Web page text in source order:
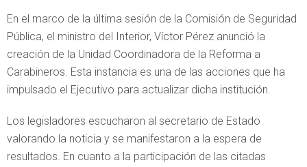
En el marco de la última sesión de la Comisión de Seguridad
Pública, el ministro del Interior, Víctor Pérez anunció la
creación de la Unidad Coordinadora de la Reforma a
Carabineros. Esta instancia es una de las acciones que ha
impulsado el Ejecutivo para actualizar dicha institución.
Los legisladores escucharon al secretario de Estado
valorando la noticia y se manifestaron a la espera de
resultados. En cuanto a la participación de las citadas